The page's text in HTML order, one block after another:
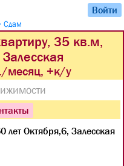
Войти
Сдам
35 кв.м,
месяц, +к/у
лет Октября,6, Залесская